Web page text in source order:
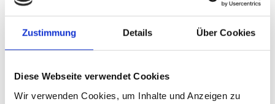
Zustimmung Details Über Cookies
Diese Webseite verwendet Cookies
Wir verwenden Cookies, um Inhalte und Anzeigen zu
25. JUNI 2016
/ 0 KOMMENTARE
/ VONOPUS
Eintrag teilen